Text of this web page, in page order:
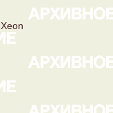
Xeon